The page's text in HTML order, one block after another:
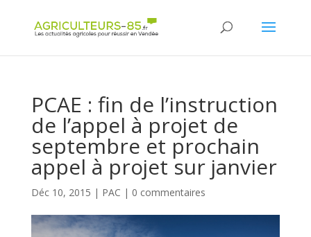
PCAE : fin de l’instruction
de l’appel à projet de
septembre et prochain
appel à projet sur janvier
Déc 10, 2015 | PAC | 0 commentaires